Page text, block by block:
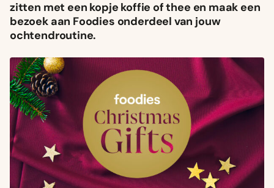
zitten met een kopje koffie of thee en maak een
bezoek aan Foodies onderdeel van jouw
ochtendroutine.